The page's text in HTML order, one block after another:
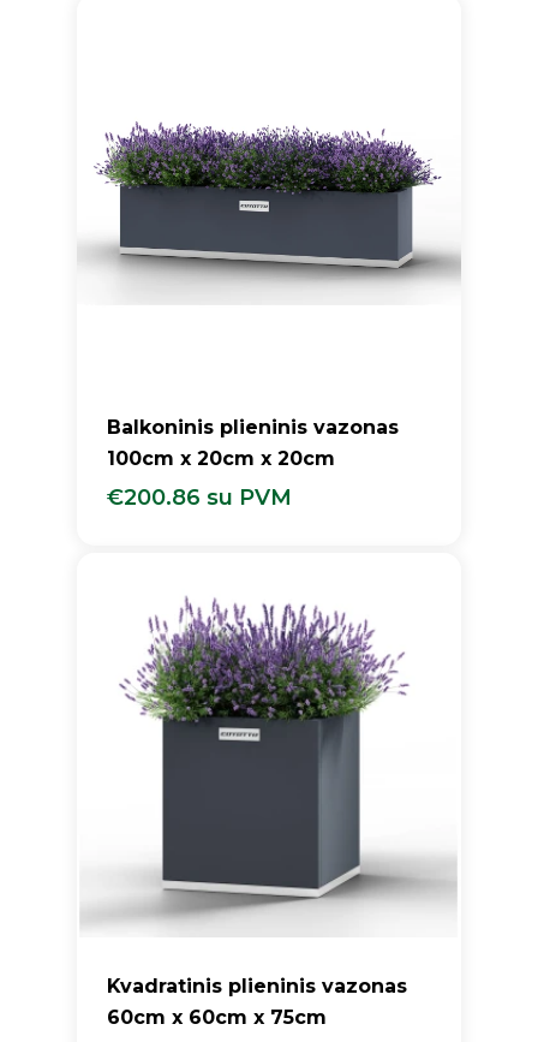
Krepšelyje nėra produktų.
Balkoninis plieninis vazonas
100cm x 20cm x 20cm
€200.86 su PVM
Kvadratinis plieninis vazonas
60cm x 60cm x 75cm